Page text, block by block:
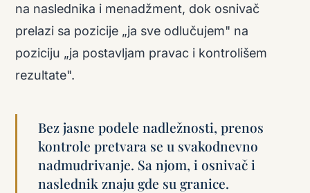
na naslednika i menadžment, dok osnivač
prelazi sa pozicije „ja sve odlučujem" na
poziciju „ja postavljam pravac i kontrolišem
rezultate".
Bez jasne podele nadležnosti, prenos
kontrole pretvara se u svakodnevno
nadmudrivanje. Sa njom, i osnivač i
naslednik znaju gde su granice.